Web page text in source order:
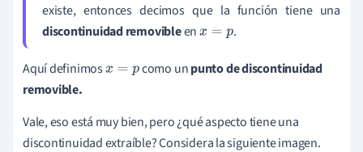
existe, entonces decimos que la función tiene una
discontinuidad removibleenx= p .
Aquí definimosx= p como unpunto de discontinuidad
removible.
Vale, eso está muy bien, pero ¿qué aspecto tiene una
discontinuidad extraíble? Considera la siguiente imagen.